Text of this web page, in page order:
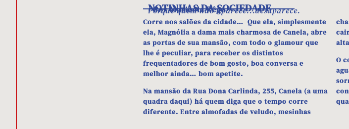
NOTINHAS DA SOCIEDADE
- Por Maricola Rêgo
Porque quem não aparece...desaparece.
Corre nos salões da cidade… Que ela, simplesmente
ela, Magnólia a dama mais charmosa de Canela, abre
as portas de sua mansão, com todo o glamour que
lhe é peculiar, para receber os distintos
frequentadores de bom gosto, boa conversa e
melhor ainda… bom apetite.
Na mansão da Rua Dona Carlinda, 255, Canela (a uma
quadra daqui) há quem diga que o tempo corre
diferente. Entre almofadas de veludo, mesinhas
O